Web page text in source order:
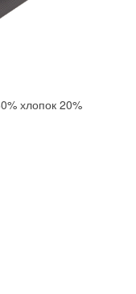
хлопок 20%